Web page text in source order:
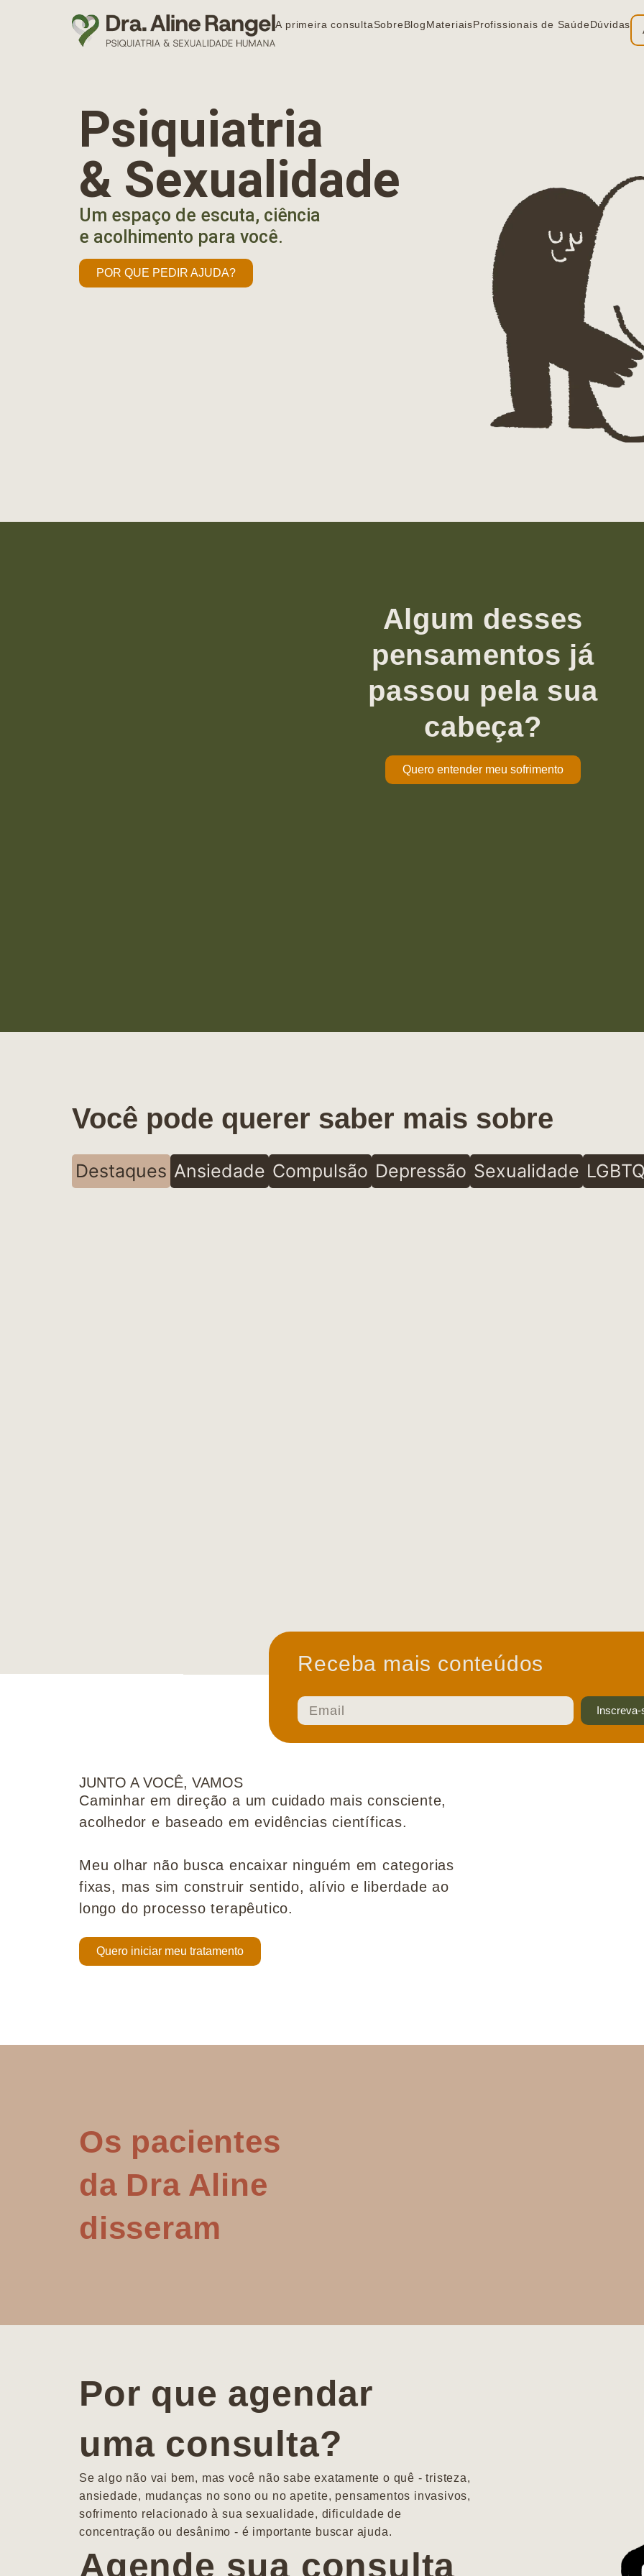
A primeira consultaSobreBlogMateriaisProfissionais de SaúdeDúvidas
Psiquiatria
& Sexualidade
Um espaço de escuta, ciência
e acolhimento para você.
POR QUE PEDIR AJUDA?
Algum desses
pensamentos já
passou pela sua
cabeça?
Quero entender meu sofrimento
Você pode querer saber mais sobre
Destaques Ansiedade Compulsão Depressão Sexualidade
Receba mais conteúdos
Inscreva-
JUNTO A VOCÊ, VAMOS
Caminhar em direção a um cuidado mais consciente,
acolhedor e baseado em evidências científicas.
Meu olhar não busca encaixar ninguém em categorias
fixas, mas sim construir sentido, alívio e liberdade ao
longo do processo terapêutico.
Quero iniciar meu tratamento
Os pacientes
da Dra Aline
disseram
Por que agendar
uma consulta?
Se algo não vai bem, mas você não sabe exatamente o quê - tristeza,
ansiedade, mudanças no sono ou no apetite, pensamentos invasivos,
sofrimento relacionado à sua sexualidade, dificuldade de
concentração ou desânimo - é importante buscar ajuda.
Agende sua consulta